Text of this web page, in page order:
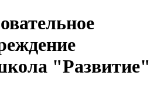
"Развитие"